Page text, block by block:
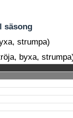
säsong
strumpa)
byxa,